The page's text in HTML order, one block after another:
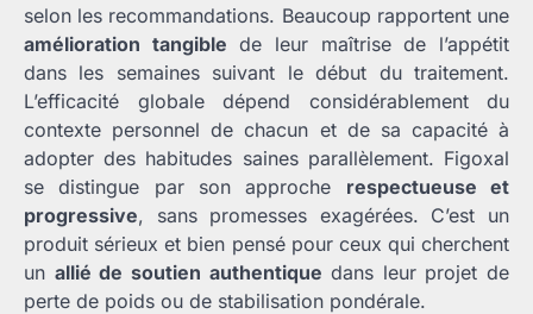
selon les recommandations. Beaucoup rapportent une
amélioration tangible de leur maîtrise de l’appétit
dans les semaines suivant le début du traitement.
L’efficacité globale dépend considérablement du
contexte personnel de chacun et de sa capacité à
adopter des habitudes saines parallèlement. Figoxal
se distingue par son approche respectueuse et
progressive, sans promesses exagérées. C’est un
produit sérieux et bien pensé pour ceux qui cherchent
un allié de soutien authentique dans leur projet de
perte de poids ou de stabilisation pondérale.